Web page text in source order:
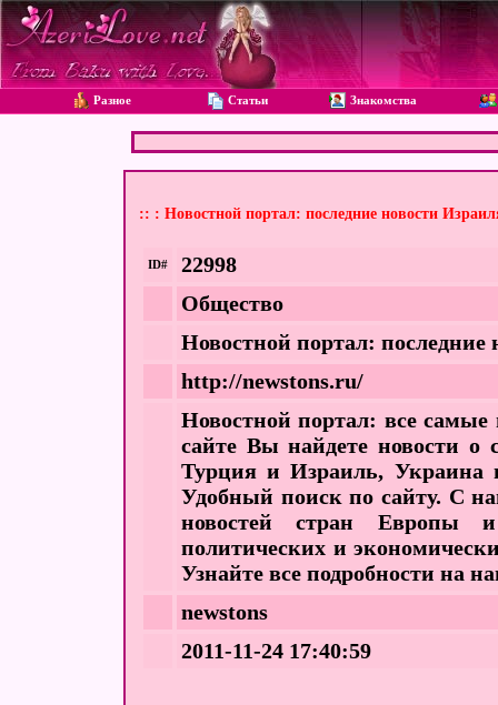
Разное Статьи Знакомства
:: : Новостной портал: последние новости
ID#
22998
Общество
Новостной портал: последние
http://newstons.ru/
Новостной портал: все
сайте Вы найдете новости
Турция и Израиль, Украина
Удобный поиск по сайту. С
новостей стран Европы
политических и
Узнайте все подробности на
newstons
2011-11-24 17:40:59